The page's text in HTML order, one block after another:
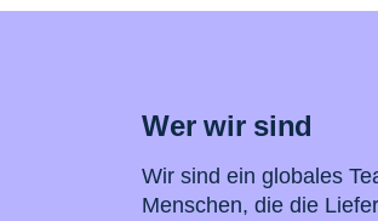
Wer wir sind
Wir sind ein globales
Menschen, die die